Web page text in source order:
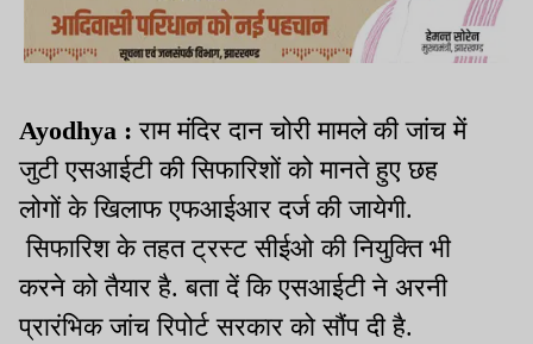
Ayodhya :राम मंदिर दान चोरी मामले की जांच में
जुटी एसआईटी की सिफारिशों को मानते हुए छह
लोगों के खिलाफ एफआईआर दर्ज की जायेगी.
सिफारिश के तहत ट्रस्ट सीईओ की नियुक्ति भी
करने को तैयार है. बता दें कि एसआईटी ने अरनी
प्रारंभिक जांच रिपोर्ट सरकार को सौंप दी है.